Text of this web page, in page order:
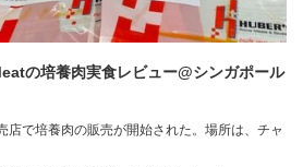
の培養肉実食レビュー@シンガポール
店で培養肉の販売が開始された。場所は、チャ